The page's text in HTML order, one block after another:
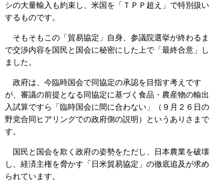
シの大量輸入も約束し、米国を「ＴＰＰ超え」で特別扱い
するものです。
そもそもこの「貿易協定」自身、参議院選挙が終わるま
で交渉内容を国民と国会に秘密にした上で「最終合意」し
ました。
政府は、今臨時国会で同協定の承認を目指す考えです
が、審議の前提となる同協定に基づく食品・農産物の輸出
入試算ですら「臨時国会に間に合わない」（９月２６日の
野党合同ヒアリングでの政府側の説明）というありさまで
す。
国民と国会を欺く政府の姿勢をただし、日本農業を破壊
し、経済主権を脅かす「日米貿易協定」の徹底追及が求め
られています。